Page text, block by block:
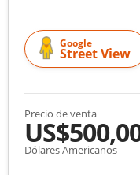
Google
Street View
Precio de venta
Dólares Americanos